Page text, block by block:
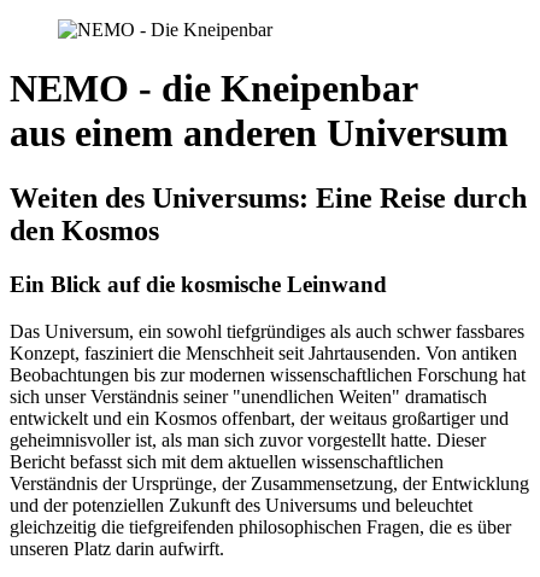
NEMO - die Kneipenbar
aus einem anderen Universum
Weiten des Universums: Eine Reise durch
den Kosmos
Ein Blick auf die kosmische Leinwand
Das Universum, ein sowohl tiefgründiges als auch schwer fassbares
Konzept, fasziniert die Menschheit seit Jahrtausenden. Von antiken
Beobachtungen bis zur modernen wissenschaftlichen Forschung hat
sich unser Verständnis seiner "unendlichen Weiten" dramatisch
entwickelt und ein Kosmos offenbart, der weitaus großartiger und
geheimnisvoller ist, als man sich zuvor vorgestellt hatte. Dieser
Bericht befasst sich mit dem aktuellen wissenschaftlichen
Verständnis der Ursprünge, der Zusammensetzung, der Entwicklung
und der potenziellen Zukunft des Universums und beleuchtet
gleichzeitig die tiefgreifenden philosophischen Fragen, die es über
unseren Platz darin aufwirft.